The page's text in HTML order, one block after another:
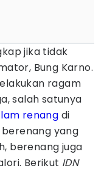
jika tidak
Bung Karno.
ragam
salah satunya
renang di
yang
berenang juga
Berikut IDN